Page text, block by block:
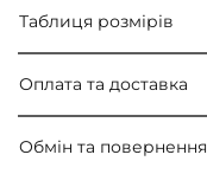
Таблиця розмірів
Оплата та доставка
Обмін та повернення